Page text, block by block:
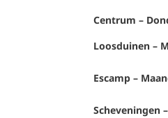
Centrum –
Loosduinen –
Escamp –
Scheveningen